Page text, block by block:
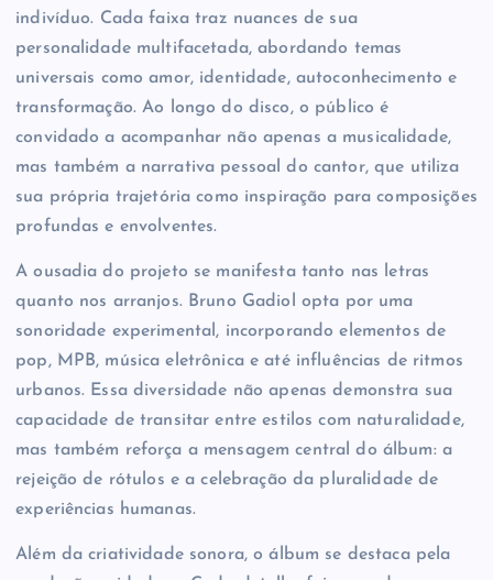
indivíduo. Cada faixa traz nuances de sua
personalidade multifacetada, abordando temas
universais como amor, identidade, autoconhecimento e
transformação. Ao longo do disco, o público é
convidado a acompanhar não apenas a musicalidade,
mas também a narrativa pessoal do cantor, que utiliza
sua própria trajetória como inspiração para composições
profundas e envolventes.
A ousadia do projeto se manifesta tanto nas letras
quanto nos arranjos. Bruno Gadiol opta por uma
sonoridade experimental, incorporando elementos de
pop, MPB, música eletrônica e até influências de ritmos
urbanos. Essa diversidade não apenas demonstra sua
capacidade de transitar entre estilos com naturalidade,
mas também reforça a mensagem central do álbum: a
rejeição de rótulos e a celebração da pluralidade de
experiências humanas.
Além da criatividade sonora, o álbum se destaca pela